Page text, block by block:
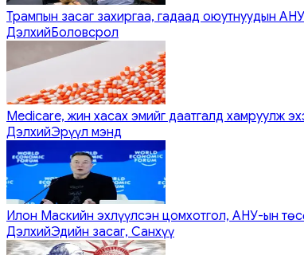
Трампын засаг захиргаа, гадаад оюутнуудын
ДэлхийБоловсрол
Medicare, жин хасах эмийг даатгалд хамруулж
ДэлхийЭрүүл мэнд
Илон Маскийн эхлүүлсэн цомхотгол, АНУ-ын
ДэлхийЭдийн засаг, Санхүү